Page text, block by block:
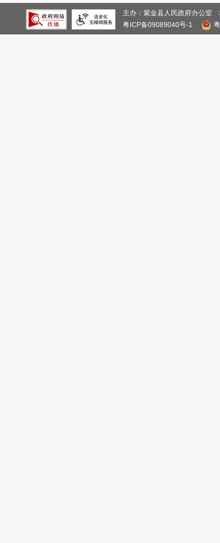
紫金红十字会启动“博爱送万家”慰问活动
3. 紫金县公安局2025年法治政府建设年度报告
主办：紫金县人民政府办公室
粤ICP备09089040号-1